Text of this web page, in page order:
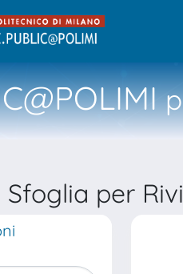
Sfoglia per